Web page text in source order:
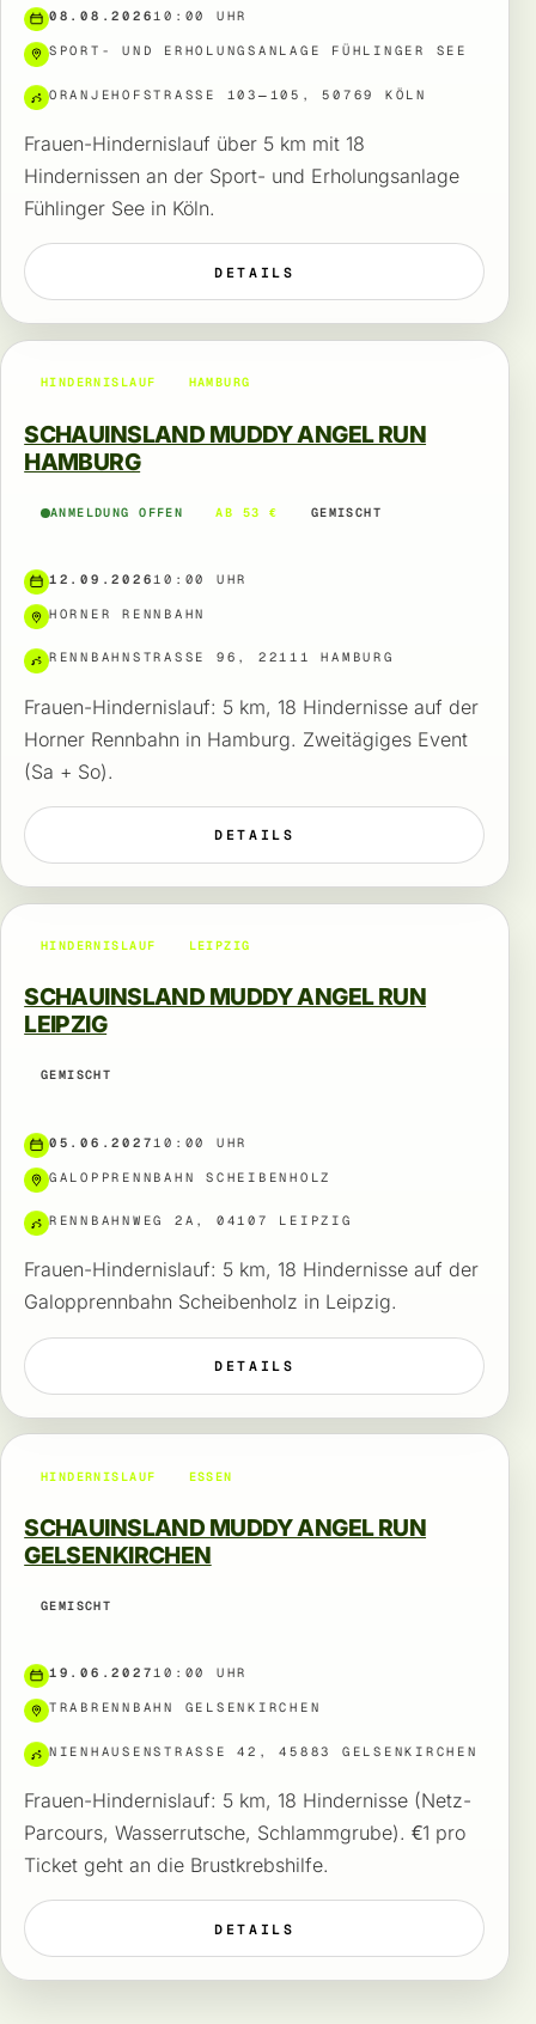
08.08.202610:00 UHR
SPORT- UND ERHOLUNGSANLAGE FÜHLINGER SEE
ORANJEHOFSTRASSE 103–105, 50769 KÖLN
Frauen-Hindernislauf über 5 km mit 18
Hindernissen an der Sport- und Erholungsanlage
Fühlinger See in Köln.
DETAILS
HINDERNISLAUF HAMBURG
SCHAUINSLAND MUDDY ANGEL RUN
HAMBURG
ANMELDUNG OFFEN AB 53 € GEMISCHT
12.09.202610:00 UHR
HORNER RENNBAHN
RENNBAHNSTRASSE 96, 22111 HAMBURG
Frauen-Hindernislauf: 5 km, 18 Hindernisse auf der
Horner Rennbahn in Hamburg. Zweitägiges Event
(Sa + So).
DETAILS
HINDERNISLAUF LEIPZIG
SCHAUINSLAND MUDDY ANGEL RUN
LEIPZIG
GEMISCHT
05.06.2027 10:00 UHR
GALOPPRENNBAHN SCHEIBENHOLZ
RENNBAHNWEG 2A, 04107 LEIPZIG
Frauen-Hindernislauf: 5 km, 18 Hindernisse auf der
Galopprennbahn Scheibenholz in Leipzig.
DETAILS
HINDERNISLAUF ESSEN
SCHAUINSLAND MUDDY ANGEL RUN
GELSENKIRCHEN
GEMISCHT
19.06.202710:00 UHR
TRABRENNBAHN GELSENKIRCHEN
NIENHAUSENSTRASSE 42, 45883 GELSENKIRCHEN
Frauen-Hindernislauf: 5 km, 18 Hindernisse (Netz-
Parcours, Wasserrutsche, Schlammgrube). €1 pro
Ticket geht an die Brustkrebshilfe.
DETAILS